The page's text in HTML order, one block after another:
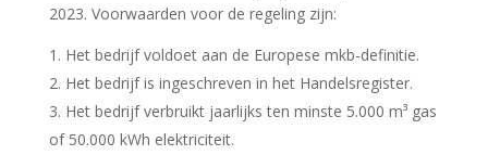
2023. Voorwaarden voor de regeling zijn:
Het bedrijf voldoet aan de Europese mkb-definitie.
Het bedrijf is ingeschreven in het Handelsregister.
Het bedrijf verbruikt jaarlijks ten minste 5.000 m³ gas
of 50.000 kWh elektriciteit.